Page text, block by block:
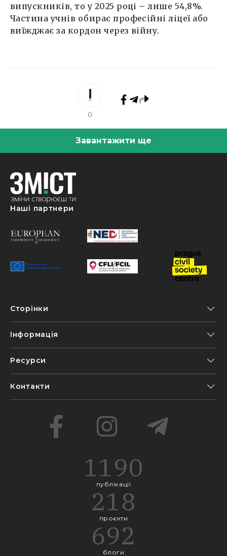
випускників, то у 2025 році – лише 54,8%.
Частина учнів обирає професійні ліцеї або
виїжджає за кордон через війну.
0
Завантажити ще
Наші партнери
Сторінки
Інформація
Ресурси
Контакти
1190
публікації
218
проєкти
692
блоги